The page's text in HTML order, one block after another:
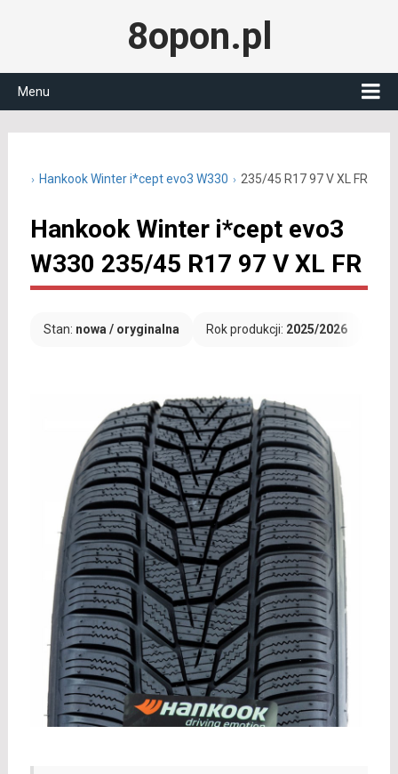
8opon.pl
Menu
Hankook Winter i*cept evo3 W330 235/45 R17 97 V XL FR
Hankook Winter i*cept evo3
W330 235/45 R17 97 V XL FR
Stan: nowa / oryginalna Rok produkcji: 2025/2026